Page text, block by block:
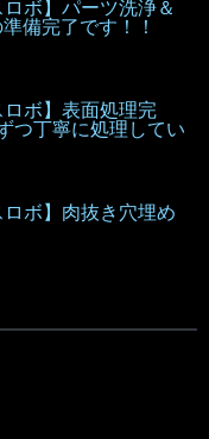
ロボ】パーツ洗浄＆
備完了です！！
ロボ】表面処理完
つ丁寧に処理してい
ロボ】肉抜き穴埋め